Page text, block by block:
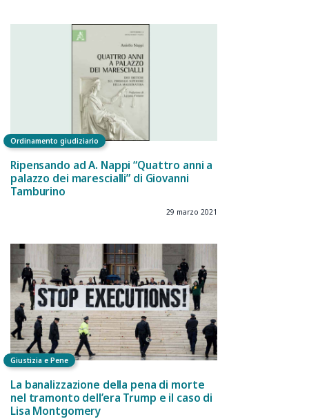
Ordinamento giudiziario
Ripensando ad A. Nappi “Quattro anni a
palazzo dei marescialli” di Giovanni
Tamburino
29 marzo 2021
Giustizia e Pene
La banalizzazione della pena di morte
nel tramonto dell’era Trump e il caso di
Lisa Montgomery